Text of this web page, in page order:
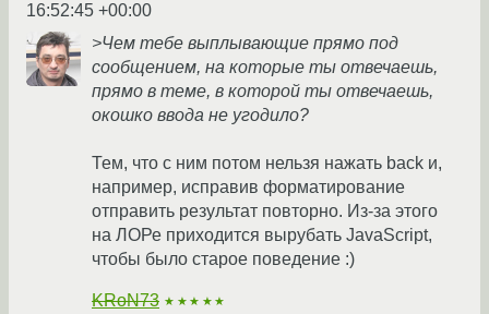
16:52:45 +00:00
>Чем тебе выплывающие прямо под
сообщением, на которые ты отвечаешь,
прямо в теме, в которой ты отвечаешь,
окошко ввода не угодило?
Тем, что с ним потом нельзя нажать back и,
например, исправив форматирование
отправить результат повторно. Из-за этого
на ЛОРе приходится вырубать JavaScript,
чтобы было старое поведение :)
KRoN73 ★★★★★